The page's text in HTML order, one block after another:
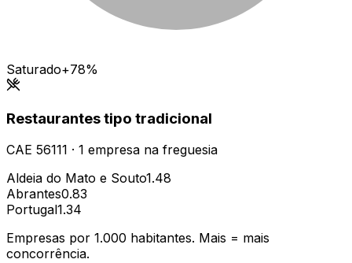
Saturado+78%
Restaurantes tipo tradicional
CAE 56111 · 1 empresa na freguesia
Aldeia do Mato e Souto1.48
Abrantes0.83
Portugal1.34
Empresas por 1.000 habitantes. Mais = mais
concorrência.